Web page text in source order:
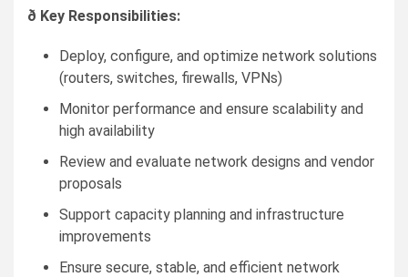
ð Key Responsibilities:
Deploy, configure, and optimize network solutions
(routers, switches, firewalls, VPNs)
Monitor performance and ensure scalability and
high availability
Review and evaluate network designs and vendor
proposals
Support capacity planning and infrastructure
improvements
Ensure secure, stable, and efficient network